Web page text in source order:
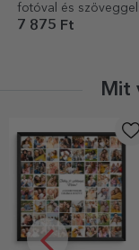
fotóval és szöveggel:
szerelem – Mi ketten
7 875 Ft
Mit